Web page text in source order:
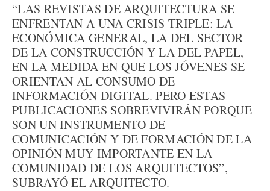
“LAS REVISTAS DE ARQUITECTURA SE
ENFRENTAN A UNA CRISIS TRIPLE: LA
ECONÓMICA GENERAL, LA DEL SECTOR
DE LA CONSTRUCCIÓN Y LA DEL PAPEL,
EN LA MEDIDA EN QUE LOS JÓVENES SE
ORIENTAN AL CONSUMO DE
INFORMACIÓN DIGITAL. PERO ESTAS
PUBLICACIONES SOBREVIVIRÁN PORQUE
SON UN INSTRUMENTO DE
COMUNICACIÓN Y DE FORMACIÓN DE LA
OPINIÓN MUY IMPORTANTE EN LA
COMUNIDAD DE LOS ARQUITECTOS”,
SUBRAYÓ EL ARQUITECTO.